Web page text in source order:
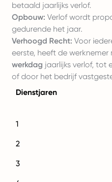
betaald jaarlijks verlof.
Opbouw: Verlof wordt
gedurende het jaar.
Verhoogd Recht: Voor
eerste, heeft de werknemer
werkdag jaarlijks verlof, tot
of door het bedrijf
Dienstjaren
1
2
3